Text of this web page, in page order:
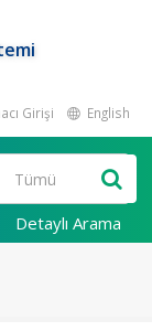
Girişi English
Detaylı Arama